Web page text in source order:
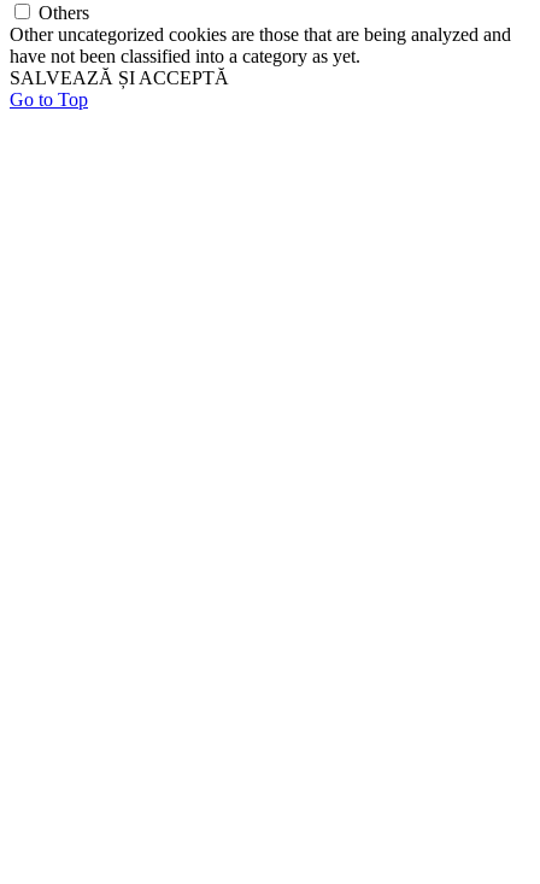
Others
Other uncategorized cookies are those that are being analyzed and
have not been classified into a category as yet.
SALVEAZĂ ȘI ACCEPTĂ
Go to Top